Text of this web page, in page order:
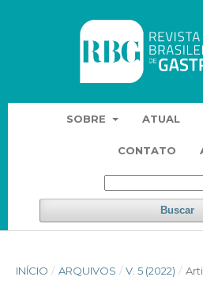
SOBRE ATUAL
CONTATO
Buscar
INÍCIO / ARQUIVOS / V. 5 (2022) /